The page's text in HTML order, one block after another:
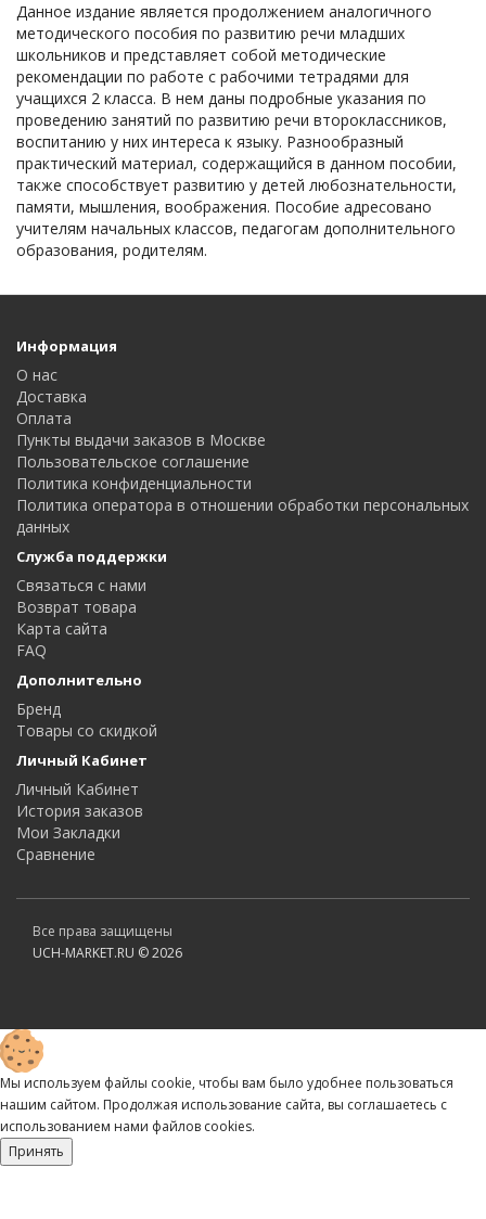
Данное издание является продолжением аналогичного
методического пособия по развитию речи младших
школьников и представляет собой методические
рекомендации по работе с рабочими тетрадями для
учащихся 2 класса. В нем даны подробные указания по
проведению занятий по развитию речи второклассников,
воспитанию у них интереса к языку. Разнообразный
практический материал, содержащийся в данном пособии,
также способствует развитию у детей любознательности,
памяти, мышления, воображения. Пособие адресовано
учителям начальных классов, педагогам дополнительного
образования, родителям.
Информация
О нас
Доставка
Оплата
Пункты выдачи заказов в Москве
Пользовательское соглашение
Политика конфиденциальности
Политика оператора в отношении обработки персональных
данных
Служба поддержки
Связаться с нами
Возврат товара
Карта сайта
FAQ
Дополнительно
Бренд
Товары со скидкой
Личный Кабинет
Личный Кабинет
История заказов
Мои Закладки
Сравнение
Все права защищены
UCH-MARKET.RU © 2026
Мы используем файлы cookie, чтобы вам было удобнее пользоваться
нашим сайтом. Продолжая использование сайта, вы соглашаетесь c
использованием нами файлов cookies.
Принять